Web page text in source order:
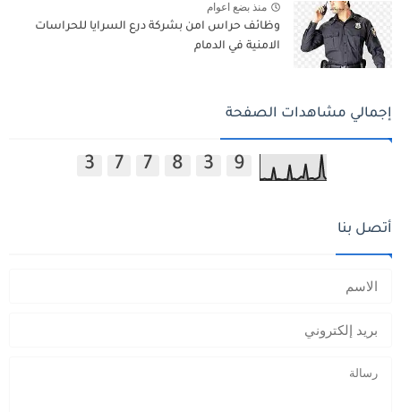
منذ بضع اعوام
وظائف حراس امن بشركة درع السرايا للحراسات
الامنية في الدمام
إجمالي مشاهدات الصفحة
3 7 7 8 3 9
أتصل بنا